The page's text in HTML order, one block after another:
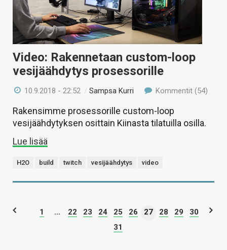
Video: Rakennetaan custom-loop
vesijäähdytys prosessorille
10.9.2018 - 22:52 /Sampsa Kurri Kommentit (54)
Rakensimme prosessorille custom-loop
vesijäähdytyksen osittain Kiinasta tilatuilla osilla.
Lue lisää
H2O build twitch vesijäähdytys video
1 ... 22 23 24 25 26 27 28 29
30
31